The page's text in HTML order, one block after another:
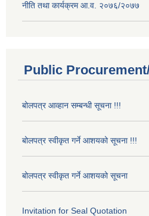
नीति तथा कार्यक्रम आ.व. २०७६/२०७७
Public
बोलपत्र आव्हान सम्बन्धी सूचना !!!
बोलपत्र स्वीकृत गर्ने आशयको सूचना !!!
बोलपत्र स्वीकृत गर्ने आशयको सूचना
Invitation for Seal Quotation